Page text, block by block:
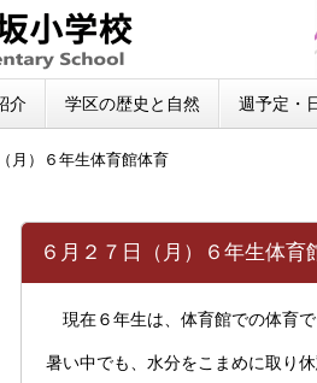
介 学区の歴史と自然 週予定・
月）６年生体育館体育
６月２７日（月）６年生体育
現在６年生は、体育館での体育で
暑い中でも、水分をこまめに取り